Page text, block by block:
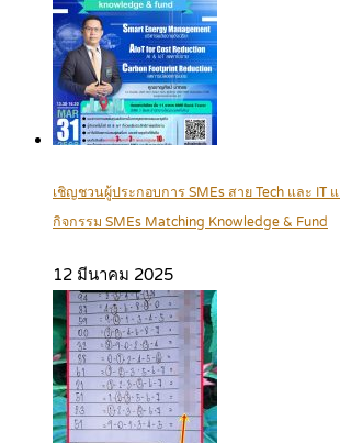
เชิญชวนผู้ประกอบการ SMEs สาย Tech และ IT
กิจกรรม SMEs Matching Knowledge & Fund
12 มีนาคม 2025